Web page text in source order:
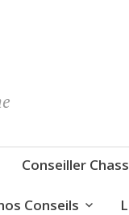
Conseiller
Conseils